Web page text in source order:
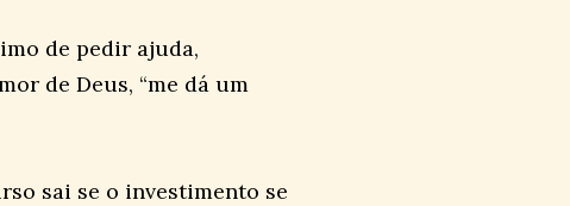
de pedir ajuda,
de Deus, “me dá um
sai se o investimento se